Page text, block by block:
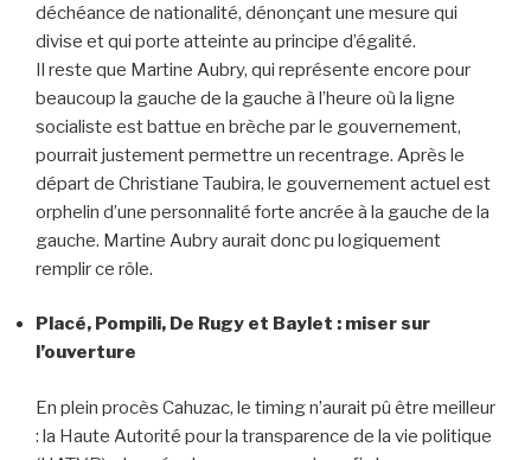
déchéance de nationalité, dénonçant une mesure qui
divise et qui porte atteinte au principe d’égalité.
Il reste que Martine Aubry, qui représente encore pour
beaucoup la gauche de la gauche à l’heure où la ligne
socialiste est battue en brèche par le gouvernement,
pourrait justement permettre un recentrage. Après le
départ de Christiane Taubira, le gouvernement actuel est
orphelin d’une personnalité forte ancrée à la gauche de la
gauche. Martine Aubry aurait donc pu logiquement
remplir ce rôle.
Placé, Pompili, De Rugy et Baylet : miser sur
l’ouverture
En plein procès Cahuzac, le timing n’aurait pû être meilleur
: la Haute Autorité pour la transparence de la vie politique